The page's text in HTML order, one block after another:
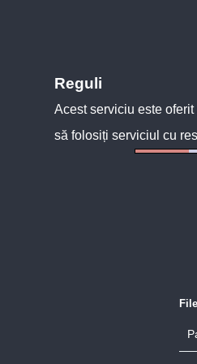
Reguli
Acest serviciu este oferit
să folosiți serviciul cu